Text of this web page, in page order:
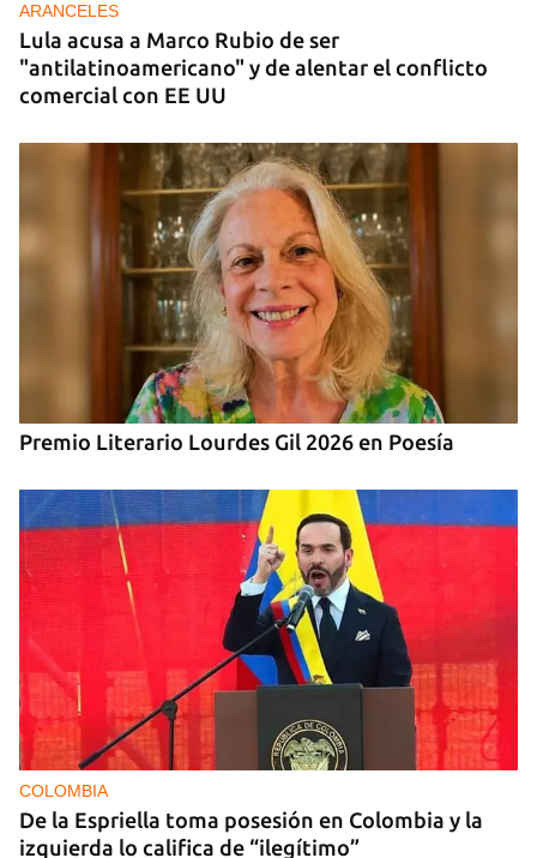
ARANCELES
Lula acusa a Marco Rubio de ser
"antilatinoamericano" y de alentar el conflicto
comercial con EE UU
Premio Literario Lourdes Gil 2026 en Poesía
COLOMBIA
De la Espriella toma posesión en Colombia y la
izquierda lo califica de “ilegítimo”